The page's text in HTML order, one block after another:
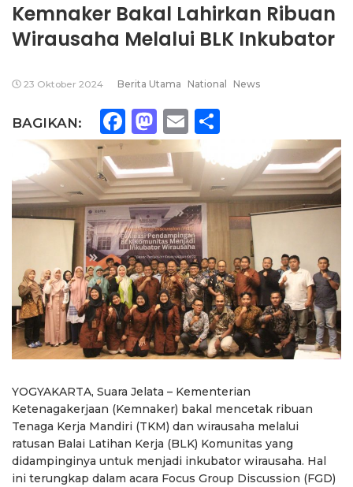
Kemnaker Bakal Lahirkan Ribuan
Wirausaha Melalui BLK Inkubator
23 Oktober 2024 Berita Utama National News
BAGIKAN: Facebook
Mastodon
Email
YOGYAKARTA, Suara Jelata – Kementerian
Ketenagakerjaan (Kemnaker) bakal mencetak ribuan
Tenaga Kerja Mandiri (TKM) dan wirausaha melalui
ratusan Balai Latihan Kerja (BLK) Komunitas yang
didampinginya untuk menjadi inkubator wirausaha. Hal
ini terungkap dalam acara Focus Group Discussion (FGD)